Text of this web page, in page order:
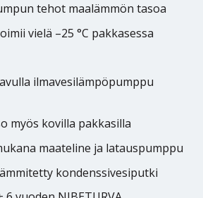
tehot maalämmön tasoa
vielä –25 °C pakkasessa
ilmavesilämpöpumppu
myös kovilla pakkasilla
maateline ja latauspumppu
kondenssivesiputki